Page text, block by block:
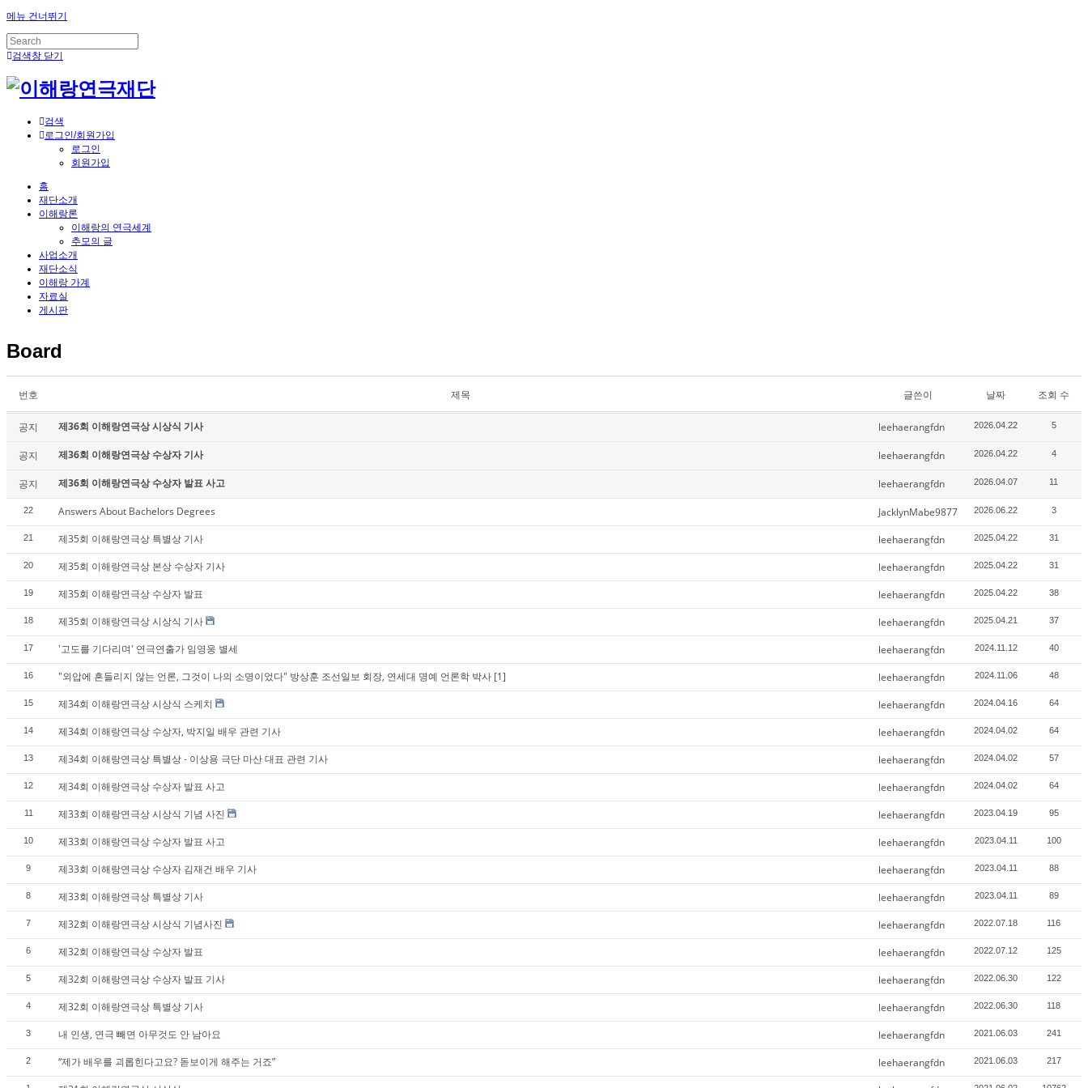
메뉴 건너뛰기
검색창 닫기
검색
로그인/회원가입
로그인
회원가입
홈
재단소개
이해랑론
이해랑의 연극세계
추모의 글
사업소개
재단소식
이해랑 가계
자료실
게시판
Board
번호 제목 글쓴이 날짜 조회 수
공지 제36회 이해랑연극상 시상식 기사 leehaerangfdn 2026.04.22 5
공지 제36회 이해랑연극상 수상자 기사 leehaerangfdn 2026.04.22 4
공지 제36회 이해랑연극상 수상자 발표 사고 leehaerangfdn 2026.04.07 11
22 Answers About Bachelors Degrees JacklynMabe9877 2026.06.22 3
21 제35회 이해랑연극상 특별상 기사 leehaerangfdn 2025.04.22 31
20 제35회 이해랑연극상 본상 수상자 기사 leehaerangfdn 2025.04.22 31
19 제35회 이해랑연극상 수상자 발표 leehaerangfdn 2025.04.22 38
18 제35회 이해랑연극상 시상식 기사 leehaerangfdn 2025.04.21 37
17 '고도를 기다리며' 연극연출가 임영웅 별세 leehaerangfdn 2024.11.12 40
16 "외압에 흔들리지 않는 언론, 그것이 나의 소명이었다" 방상훈 조선일보 회장, 연세대 명예 언론학 박사 [1] leehaerangfdn 2024.11.06 48
15 제34회 이해랑연극상 시상식 스케치 leehaerangfdn 2024.04.16 64
14 제34회 이해랑연극상 수상자, 박지일 배우 관련 기사 leehaerangfdn 2024.04.02 64
13 제34회 이해랑연극상 특별상 - 이상용 극단 마산 대표 관련 기사 leehaerangfdn 2024.04.02 57
12 제34회 이해랑연극상 수상자 발표 사고 leehaerangfdn 2024.04.02 64
11 제33회 이해랑연극상 시상식 기념 사진 leehaerangfdn 2023.04.19 95
10 제33회 이해랑연극상 수상자 발표 사고 leehaerangfdn 2023.04.11 100
9 제33회 이해랑연극상 수상자 김재건 배우 기사 leehaerangfdn 2023.04.11 88
8 제33회 이해랑연극상 특별상 기사 leehaerangfdn 2023.04.11 89
7 제32회 이해랑연극상 시상식 기념사진 leehaerangfdn 2022.07.18 116
6 제32회 이해랑연극상 수상자 발표 leehaerangfdn 2022.07.12 125
5 제32회 이해랑연극상 수상자 발표 기사 leehaerangfdn 2022.06.30 122
4 제32회 이해랑연극상 특별상 기사 leehaerangfdn 2022.06.30 118
3 내 인생, 연극 빼면 아무것도 안 남아요 leehaerangfdn 2021.06.03 241
2 “제가 배우를 괴롭힌다고요? 돋보이게 해주는 거죠” leehaerangfdn 2021.06.03 217